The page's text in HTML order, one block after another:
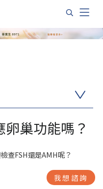
卵巢功能嗎？
查FSH還是AMH呢？
我想諮詢